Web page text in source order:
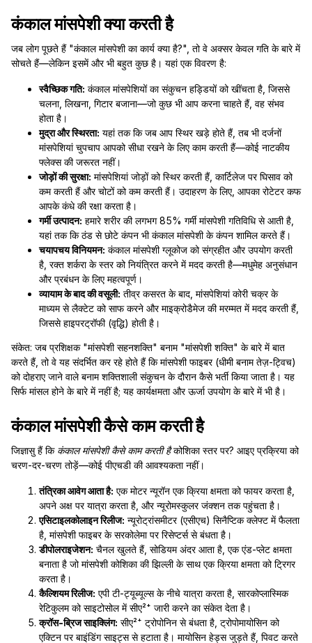
कंकाल मांसपेशी क्या करती है
जब लोग पूछते हैं "कंकाल मांसपेशी का कार्य क्या है?", तो वे अक्सर केवल गति के बारे में
सोचते हैं—लेकिन इसमें और भी बहुत कुछ है। यहां एक विवरण है:
स्वैच्छिक गति: कंकाल मांसपेशियों का संकुचन हड्डियों को खींचता है, जिससे
चलना, लिखना, गिटार बजाना—जो कुछ भी आप करना चाहते हैं, वह संभव
होता है।
मुद्रा और स्थिरता: यहां तक कि जब आप स्थिर खड़े होते हैं, तब भी दर्जनों
मांसपेशियां चुपचाप आपको सीधा रखने के लिए काम करती हैं—कोई नाटकीय
फ्लेक्स की जरूरत नहीं।
जोड़ों की सुरक्षा: मांसपेशियां जोड़ों को स्थिर करती हैं, कार्टिलेज पर घिसाव को
कम करती हैं और चोटों को कम करती हैं। उदाहरण के लिए, आपका रोटेटर कफ
आपके कंधे की रक्षा करता है।
गर्मी उत्पादन: हमारे शरीर की लगभग 85% गर्मी मांसपेशी गतिविधि से आती है,
यहां तक कि ठंड से छोटे कंपन भी कंकाल मांसपेशी के कंपन शामिल करते हैं।
चयापचय विनियमन: कंकाल मांसपेशी ग्लूकोज को संग्रहीत और उपयोग करती
है, रक्त शर्करा के स्तर को नियंत्रित करने में मदद करती है—मधुमेह अनुसंधान
और प्रबंधन के लिए महत्वपूर्ण।
व्यायाम के बाद की वसूली: तीव्र कसरत के बाद, मांसपेशियां कोरी चक्र के
माध्यम से लैक्टेट को साफ करने और माइक्रोडैमेज की मरम्मत में मदद करती हैं,
जिससे हाइपरट्रॉफी (वृद्धि) होती है।
संकेत: जब प्रशिक्षक "मांसपेशी सहनशक्ति" बनाम "मांसपेशी शक्ति" के बारे में बात
करते हैं, तो वे यह संदर्भित कर रहे होते हैं कि मांसपेशी फाइबर (धीमी बनाम तेज़-ट्विच)
को दोहराए जाने वाले बनाम शक्तिशाली संकुचन के दौरान कैसे भर्ती किया जाता है। यह
सिर्फ मांसल होने के बारे में नहीं है; यह कार्यक्षमता और ऊर्जा उपयोग के बारे में भी है।
कंकाल मांसपेशी कैसे काम करती है
जिज्ञासु हैं कि कंकाल मांसपेशी कैसे काम करती हैकोशिका स्तर पर? आइए प्रक्रिया को
चरण-दर-चरण तोड़ें—कोई पीएचडी की आवश्यकता नहीं।
तंत्रिका आवेग आता है: एक मोटर न्यूरॉन एक क्रिया क्षमता को फायर करता है,
अपने अक्ष पर यात्रा करता है, और न्यूरोमस्कुलर जंक्शन तक पहुंचता है।
एसिटाइलकोलाइन रिलीज: न्यूरोट्रांसमीटर (एसीएच) सिनैप्टिक क्लेफ्ट में फैलता
है, मांसपेशी फाइबर के सरकोलेमा पर रिसेप्टर्स से बंधता है।
डीपोलराइजेशन: चैनल खुलते हैं, सोडियम अंदर आता है, एक एंड-प्लेट क्षमता
बनाता है जो मांसपेशी कोशिका की झिल्ली के साथ एक क्रिया क्षमता को ट्रिगर
करता है।
कैल्शियम रिलीज: एपी टी-ट्यूब्यूल्स के नीचे यात्रा करता है, सारकोप्लास्मिक
रेटिकुलम को साइटोसोल में सीए²⁺ जारी करने का संकेत देता है।
क्रॉस-ब्रिज साइक्लिंग: सीए²⁺ ट्रोपोनिन से बंधता है, ट्रोपोमायोसिन को
एक्टिन पर बाइंडिंग साइट्स से हटाता है। मायोसिन हेड्स जुड़ते हैं, पिवट करते